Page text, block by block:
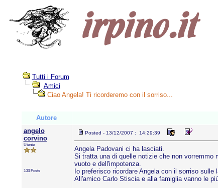
Tutti i Forum
Amici
Ciao Angela! Ti ricorderemo con il sorriso...
Autore
angelo
corvino
Utente
103 Posts
Posted - 13/12/2007 : 14:29:39
Angela Padovani ci ha lasciati.
Si tratta una di quelle notizie che non
vuoto e dell'impotenza.
Io preferisco ricordare Angela con il sorriso
All'amico Carlo Stiscia e alla famiglia vanno le